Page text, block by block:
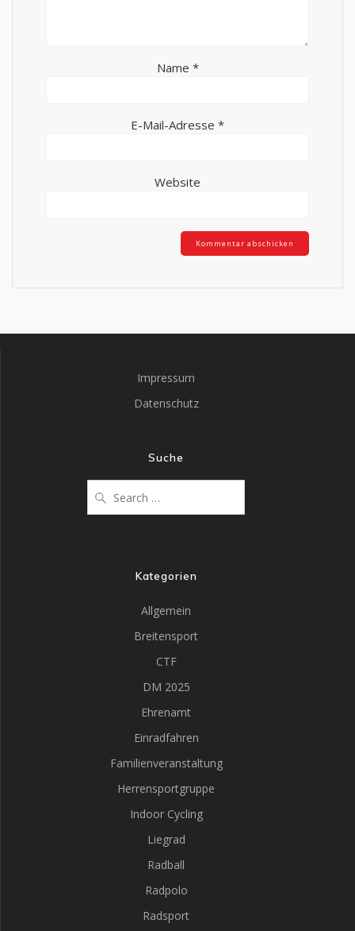
Name *
E-Mail-Adresse *
Website
Impressum
Datenschutz
Suche
Kategorien
Allgemein
Breitensport
CTF
DM 2025
Ehrenamt
Einradfahren
Familienveranstaltung
Herrensportgruppe
Indoor Cycling
Liegrad
Radball
Radpolo
Radsport